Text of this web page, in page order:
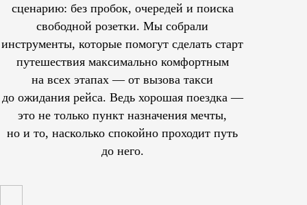
сценарию: без пробок, очередей и поиска
свободной розетки. Мы собрали
инструменты, которые помогут сделать старт
путешествия максимально комфортным
на всех этапах — от вызова такси
до ожидания рейса. Ведь хорошая поездка —
это не только пункт назначения мечты,
но и то, насколько спокойно проходит путь
до него.